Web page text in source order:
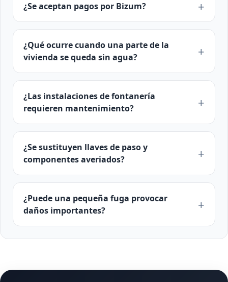
¿Se aceptan pagos por Bizum?
¿Qué ocurre cuando una parte de la
vivienda se queda sin agua?
¿Las instalaciones de fontanería
requieren mantenimiento?
¿Se sustituyen llaves de paso y
componentes averiados?
¿Puede una pequeña fuga provocar
daños importantes?